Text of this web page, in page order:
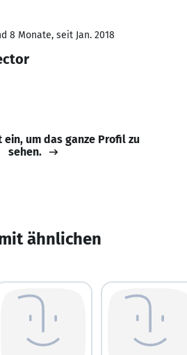
8 Monate, seit Jan. 2018
ein, um das ganze Profil zu
sehen.
ähnlichen